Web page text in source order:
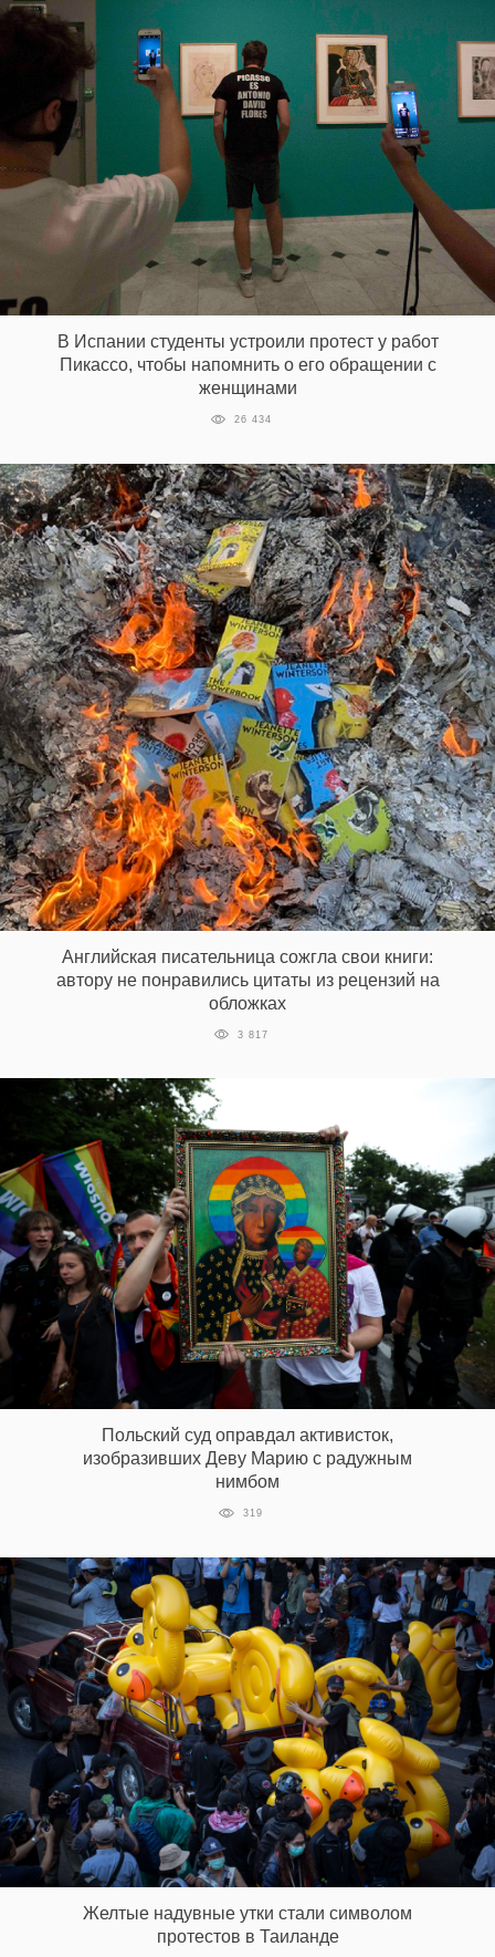
В Испании студенты устроили протест у работ
Пикассо, чтобы напомнить о его обращении с
женщинами
26 434
Английская писательница сожгла свои книги:
автору не понравились цитаты из рецензий на
обложках
3 817
Польский суд оправдал активисток,
изобразивших Деву Марию с радужным
нимбом
319
Желтые надувные утки стали символом
протестов в Таиланде